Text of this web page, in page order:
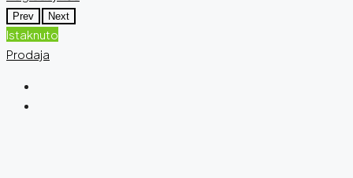
Prev Next
Istaknuto
Prodaja